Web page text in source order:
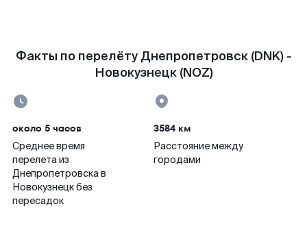
Факты по перелёту Днепропетровск (DNK) -
Новокузнецк (NOZ)
около 5 часов
Среднее время
перелета из
Днепропетровска в
Новокузнецк без
пересадок
3584 км
Расстояние между
городами